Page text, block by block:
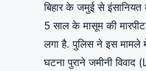
बिहार के जमुई से
5 साल के मासूम की
लगा है. पुलिस ने इस मामले
घटना पुराने जमीनी